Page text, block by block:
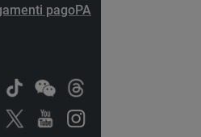
pagoPA